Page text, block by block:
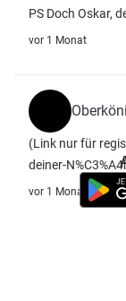
PS Doch Oskar,
vor 1 Monat
(Link nur für
deiner-
vor 1 Monat